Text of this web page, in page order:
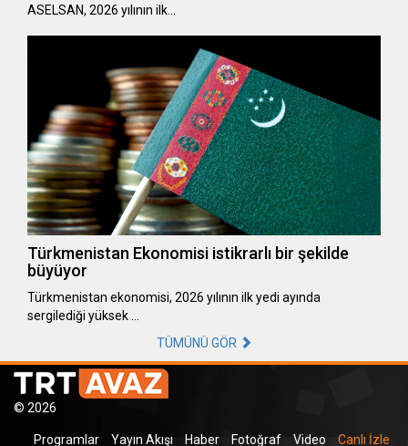
ASELSAN, 2026 yılının ilk…
Türkmenistan Ekonomisi istikrarlı bir şekilde
büyüyor
Türkmenistan ekonomisi, 2026 yılının ilk yedi ayında
sergilediği yüksek …
TÜMÜNÜ GÖR
© 2026
Programlar Yayın Akışı Haber Fotoğraf Video Canlı İzle